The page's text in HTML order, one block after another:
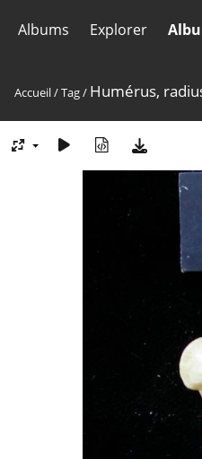
Albums Explorer
Accueil/Tag/ Humérus,